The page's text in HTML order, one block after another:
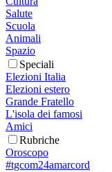
Salute
Scuola
Animali
Spazio
Speciali
Elezioni Italia
Elezioni estero
Grande Fratello
L'isola dei famosi
Amici
Rubriche
Oroscopo
#tgcom24amarcord